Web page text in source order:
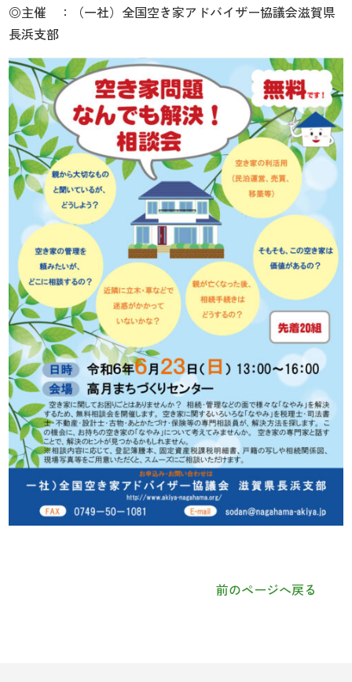
◎主催 ：（一社）全国空き家アドバイザー協議会滋賀県
長浜支部
前のページへ戻る